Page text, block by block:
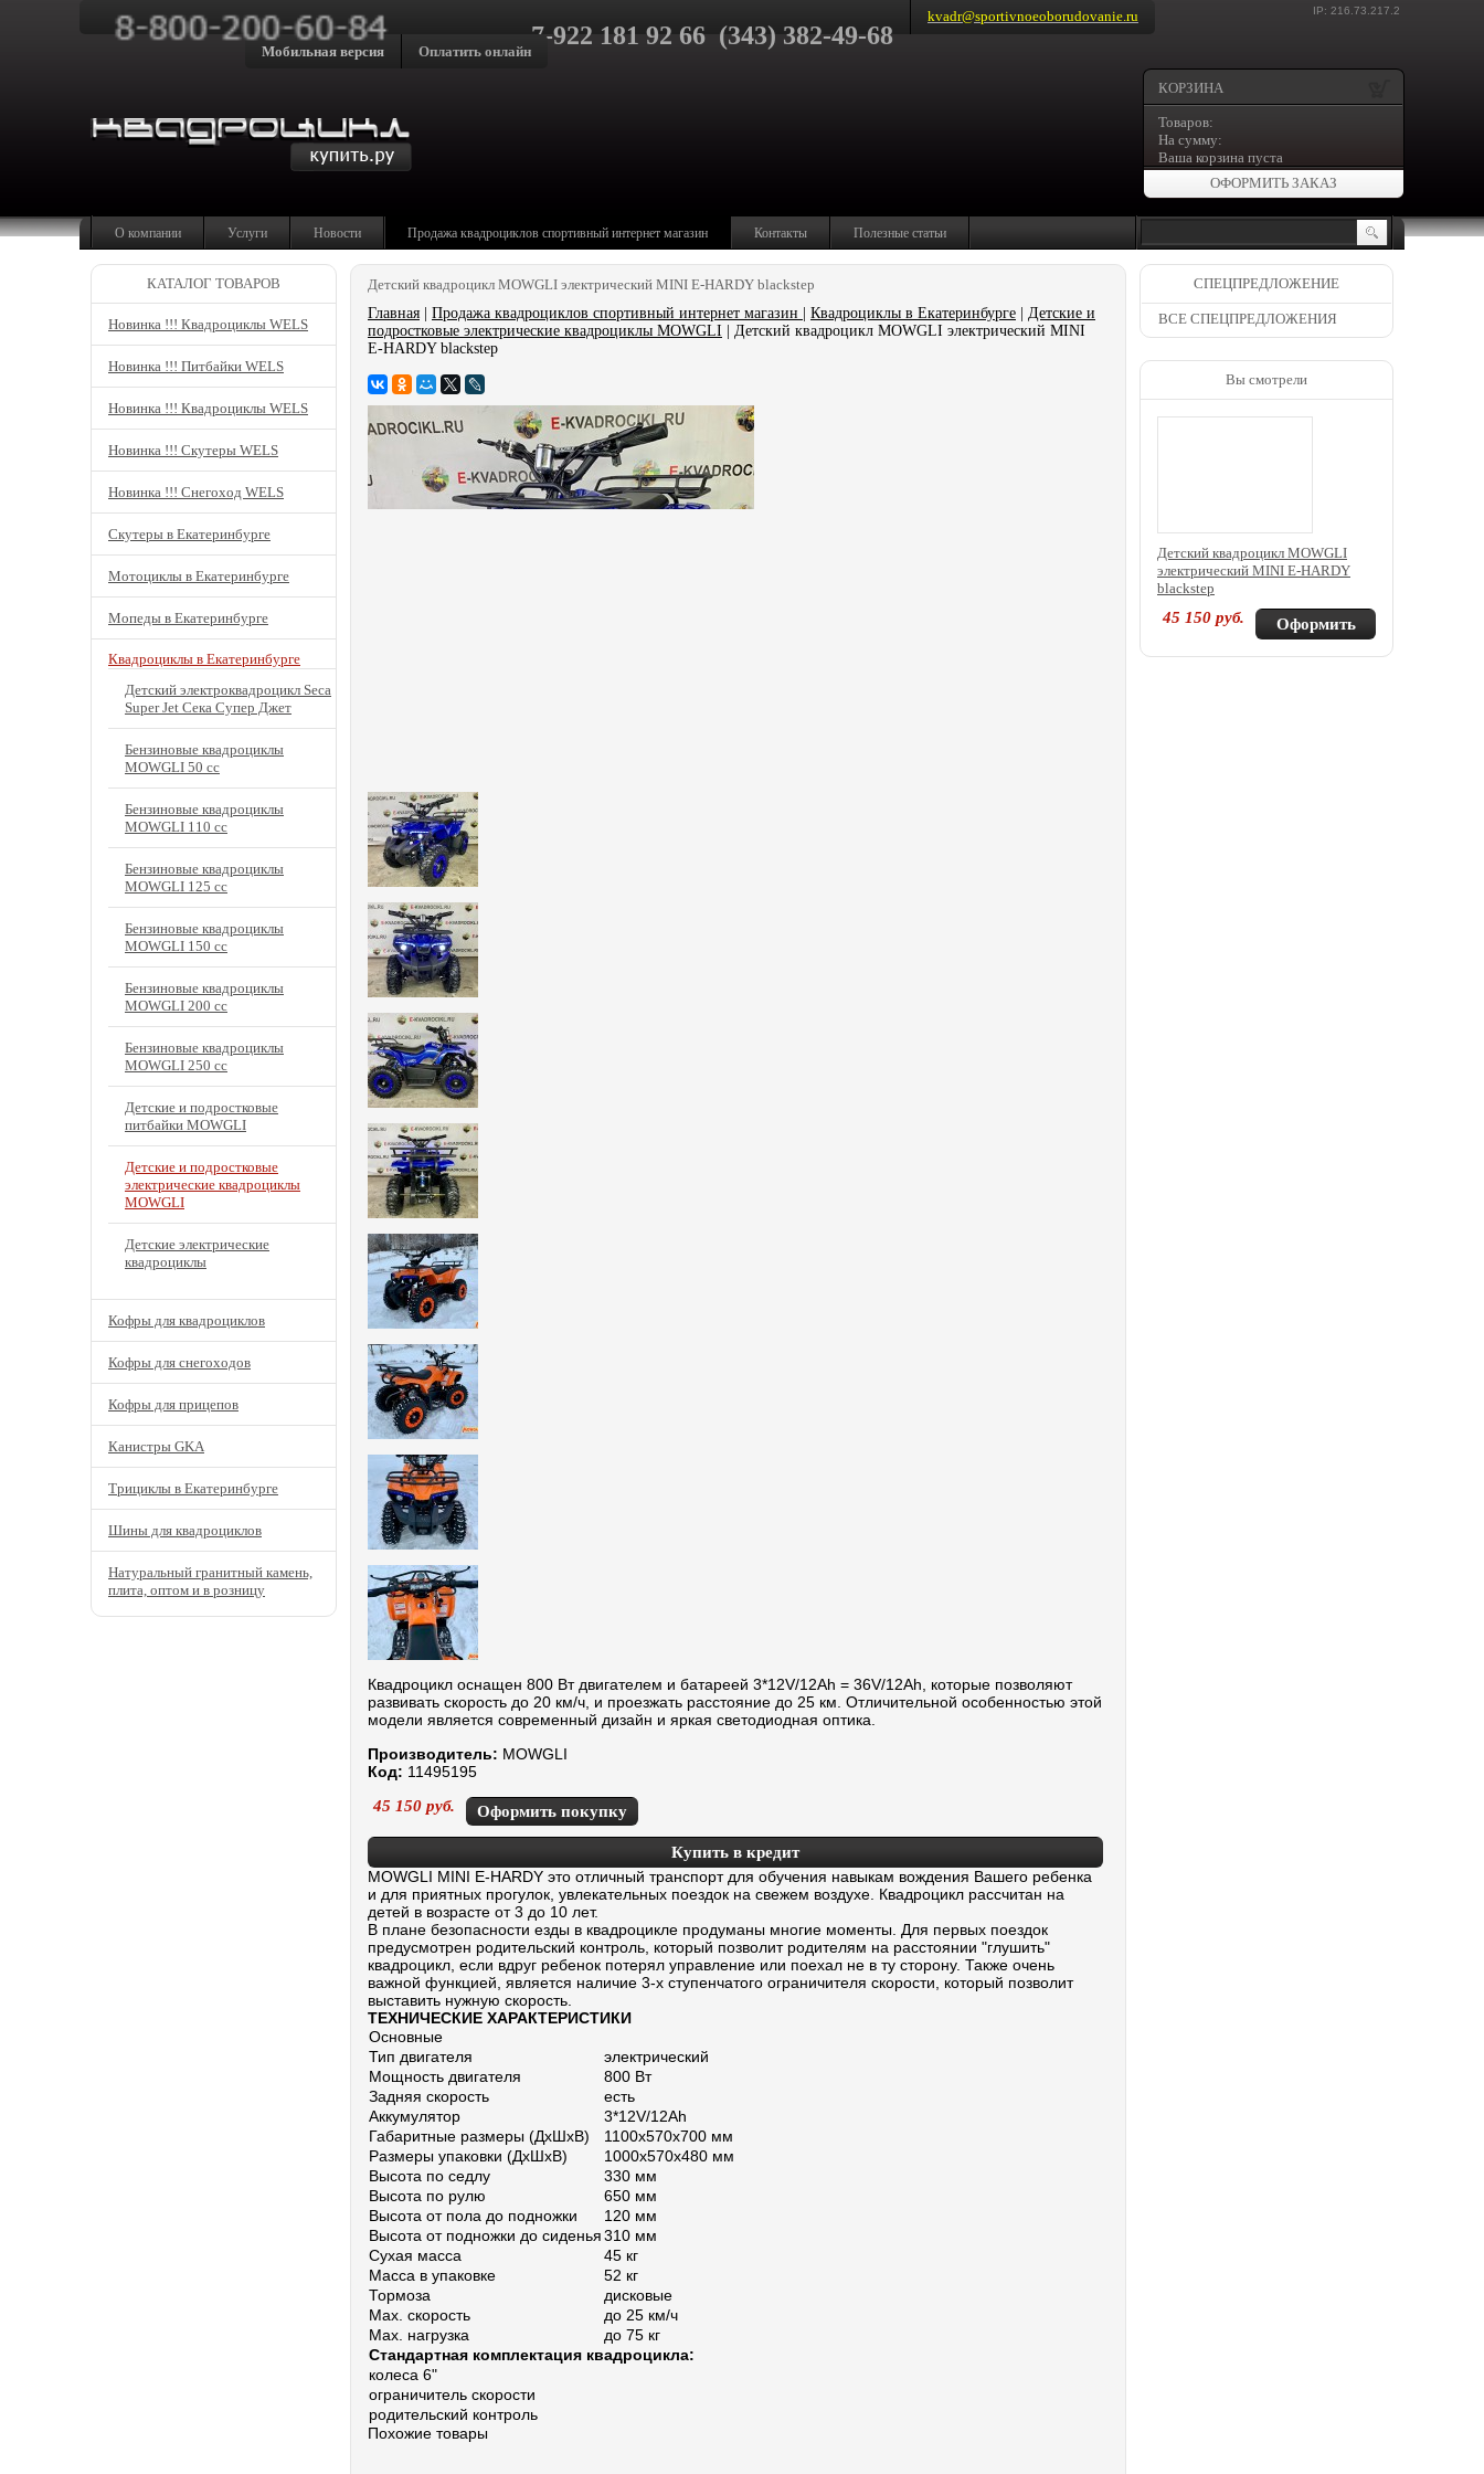
IP: 216.73.217.2
7-922 181 92 66 (343) 382-49-68
kvadr@sportivnoeoborudovanie.ru
Мобильная версия Оплатить онлайн
КОРЗИНА
Товаров:
На сумму:
Ваша корзина пуста
ОФОРМИТЬ ЗАКАЗ
О компании Услуги Новости Продажа квадроциклов спортивный интернет магазин Контакты Полезные статьи
Детский квадроцикл MOWGLI электрический MINI E-HARDY blackstep
Главная
Продажа квадроциклов спортивный интернет магазин Квадроциклы в Екатеринбурге
Детские и
подростковые электрические квадроциклы MOWGLI | Детский квадроцикл MOWGLI электрический MINI
E-HARDY blackstep
Квадроцикл оснащен 800 Вт двигателем и батареей 3*12V/12Ah = 36V/12Ah, которые позволяют
развивать скорость до 20 км/ч, и проезжать расстояние до 25 км. Отличительной особенностью этой
модели является современный дизайн и яркая светодиодная оптика.
Производитель: MOWGLI
Код: 11495195
45 150 руб. Оформить покупку
Купить в кредит
MOWGLI MINI E-HARDY это отличный транспорт для обучения навыкам вождения Вашего ребенка
и для приятных прогулок, увлекательных поездок на свежем воздухе. Квадроцикл рассчитан на
детей в возрасте от 3 до 10 лет.
В плане безопасности езды в квадроцикле продуманы многие моменты. Для первых поездок
предусмотрен родительский контроль, который позволит родителям на расстоянии "глушить"
квадроцикл, если вдруг ребенок потерял управление или поехал не в ту сторону. Также очень
важной функцией, является наличие 3-х ступенчатого ограничителя скорости, который позволит
выставить нужную скорость.
ТЕХНИЧЕСКИЕ ХАРАКТЕРИСТИКИ
Основные
Тип двигателя
электрический
Мощность двигателя
800 Вт
Задняя скорость
есть
Аккумулятор
3*12V/12Ah
Габаритные размеры (ДхШхВ)
1100x570x700 мм
Размеры упаковки (ДхШхВ)
1000x570x480 мм
Высота по седлу
330 мм
Высота по рулю
650 мм
Высота от пола до подножки
120 мм
Высота от подножки до сиденья310 мм
Сухая масса
45 кг
Масса в упаковке
52 кг
Тормоза
дисковые
Max. скорость
до 25 км/ч
Max. нагрузка
до 75 кг
Стандартная комплектация квадроцикла:
колеса 6"
ограничитель скорости
родительский контроль
Похожие товары
КАТАЛОГ ТОВАРОВ
Новинка !!! Квадроциклы WELS
Новинка !!! Питбайки WELS
Новинка !!! Квадроциклы WELS
Новинка !!! Скутеры WELS
Новинка !!! Снегоход WELS
Скутеры в Екатеринбурге
Мотоциклы в Екатеринбурге
Мопеды в Екатеринбурге
Квадроциклы в Екатеринбурге
Детский электроквадроцикл Seca
Super Jet Сека Супер Джет
Бензиновые квадроциклы
MOWGLI 50 cc
Бензиновые квадроциклы
MOWGLI 110 cc
Бензиновые квадроциклы
MOWGLI 125 cc
Бензиновые квадроциклы
MOWGLI 150 cc
Бензиновые квадроциклы
MOWGLI 200 cc
Бензиновые квадроциклы
MOWGLI 250 cc
Детские и подростковые
питбайки MOWGLI
Детские и подростковые
электрические квадроциклы
MOWGLI
Детские электрические
квадроциклы
Кофры для квадроциклов
Кофры для снегоходов
Кофры для прицепов
Канистры GKA
Трициклы в Екатеринбурге
Шины для квадроциклов
Натуральный гранитный камень,
плита, оптом и в розницу
СПЕЦПРЕДЛОЖЕНИЕ
ВСЕ СПЕЦПРЕДЛОЖЕНИЯ
Вы смотрели
Детский квадроцикл MOWGLI
электрический MINI E-HARDY
blackstep
45 150 руб.
Оформить
покупку